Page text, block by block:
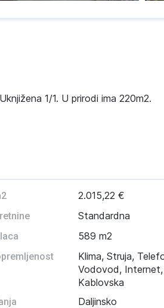
1/1. U prirodi ima 220m2.
2.015,22 €
Standardna
589 m2
Klima, Struja,
Vodovod, Internet,
Kablovska
Daljinsko